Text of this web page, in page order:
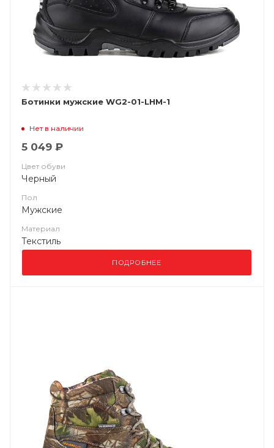
Ботинки мужские WG2-01-LHM-1
Нет в наличии
5 049 ₽
Цвет обуви
Черный
Пол
Мужские
Материал
Текстиль
ПОДРОБНЕЕ